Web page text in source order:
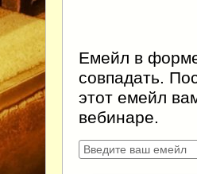
Емейл в
совпадать.
этот емейл
вебинаре.